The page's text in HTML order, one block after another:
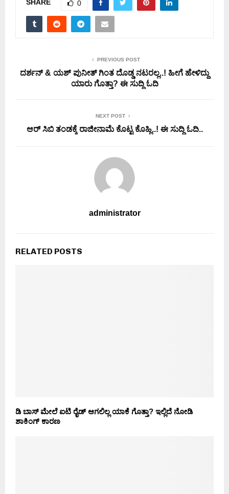
SHARE 0
PREVIOUS POST
ದರ್ಶನ್ & ಯಶ್ ಪುನೀತ್ ಗಿಂತ ದೊಡ್ಡ ನಟರಲ್ಲ..! ಹೀಗೆ ಹೇಳಿದ್ದು
ಯಾರು ಗೊತ್ತಾ? ಈ ಸುದ್ದಿ ಓದಿ
NEXT POST
ಆರ್ ಸಿಬಿ ತಂಡಕ್ಕೆ ರಾಜೀನಾಮೆ ಕೊಟ್ಟ ಕೊಹ್ಲಿ..! ಈ ಸುದ್ದಿ ಓದಿ..
administrator
RELATED POSTS
ಡಿ ಬಾಸ್ ಮೇಲೆ ಐಟಿ ರೈಡ್ ಆಗಲಿಲ್ಲ ಯಾಕೆ ಗೊತ್ತಾ? ಇಲ್ಲಿದೆ ನೋಡಿ
ಶಾಕಿಂಗ್ ಕಾರಣ